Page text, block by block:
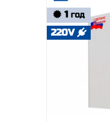
1 ГОД
220V